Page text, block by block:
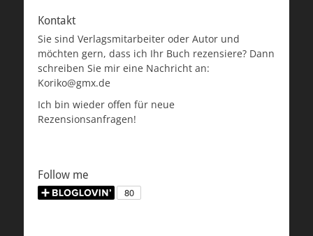
Kontakt
Sie sind Verlagsmitarbeiter oder Autor und
möchten gern, dass ich Ihr Buch rezensiere? Dann
schreiben Sie mir eine Nachricht an:
Koriko@gmx.de
Ich bin wieder offen für neue
Rezensionsanfragen!
Follow me